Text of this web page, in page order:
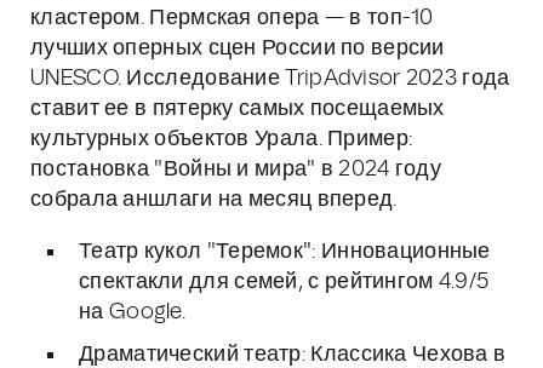
кластером. Пермская опера — в топ-10
лучших оперных сцен России по версии
UNESCO. Исследование TripAdvisor 2023 года
ставит ее в пятерку самых посещаемых
культурных объектов Урала. Пример:
постановка "Войны и мира" в 2024 году
собрала аншлаги на месяц вперед.
Театр кукол "Теремок": Инновационные
спектакли для семей, с рейтингом 4.9/5
на Google.
Драматический театр: Классика Чехова в